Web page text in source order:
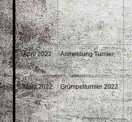
April 2022 Anmeldung Turnier
März 2022 Grümpelturnier 2022